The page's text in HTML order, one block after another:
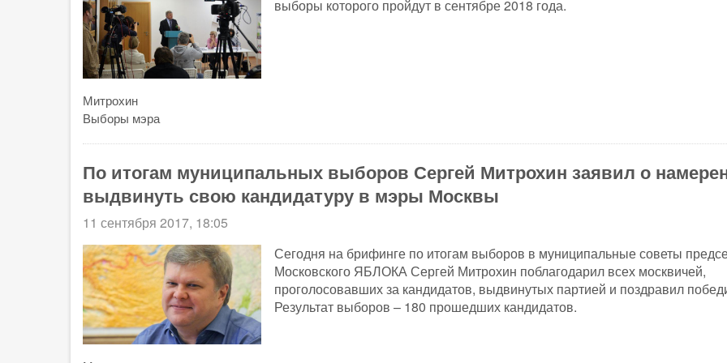
выборы которого пройдут в сентябре 2018 года.
Митрохин
Выборы мэра
По итогам муниципальных выборов Сергей Митрохин заявил о
выдвинуть свою кандидатуру в мэры Москвы
11 сентября 2017, 18:05
Сегодня на брифинге по итогам выборов в муниципальные советы
Московского ЯБЛОКА Сергей Митрохин поблагодарил всех москвичей,
проголосовавших за кандидатов, выдвинутых партией и поздравил
Результат выборов – 180 прошедших кандидатов.